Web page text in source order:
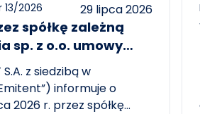
2026 29 lipca 2026
spółkę zależną
sp. z o.o. umowy
sprzedaż ciepła do
Dziedzice
z siedzibą w
informuje o
2026 r. przez spółkę